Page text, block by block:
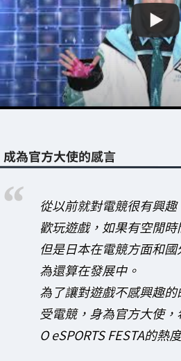
成為官方大使的感言
從以前就對電競很有興
歡玩遊戲，如果有空閒時
但是日本在電競方面和
為還算在發展中。
為了讓對遊戲不感興趣
受電競，身為官方大使
O eSPORTS FESTA的熱